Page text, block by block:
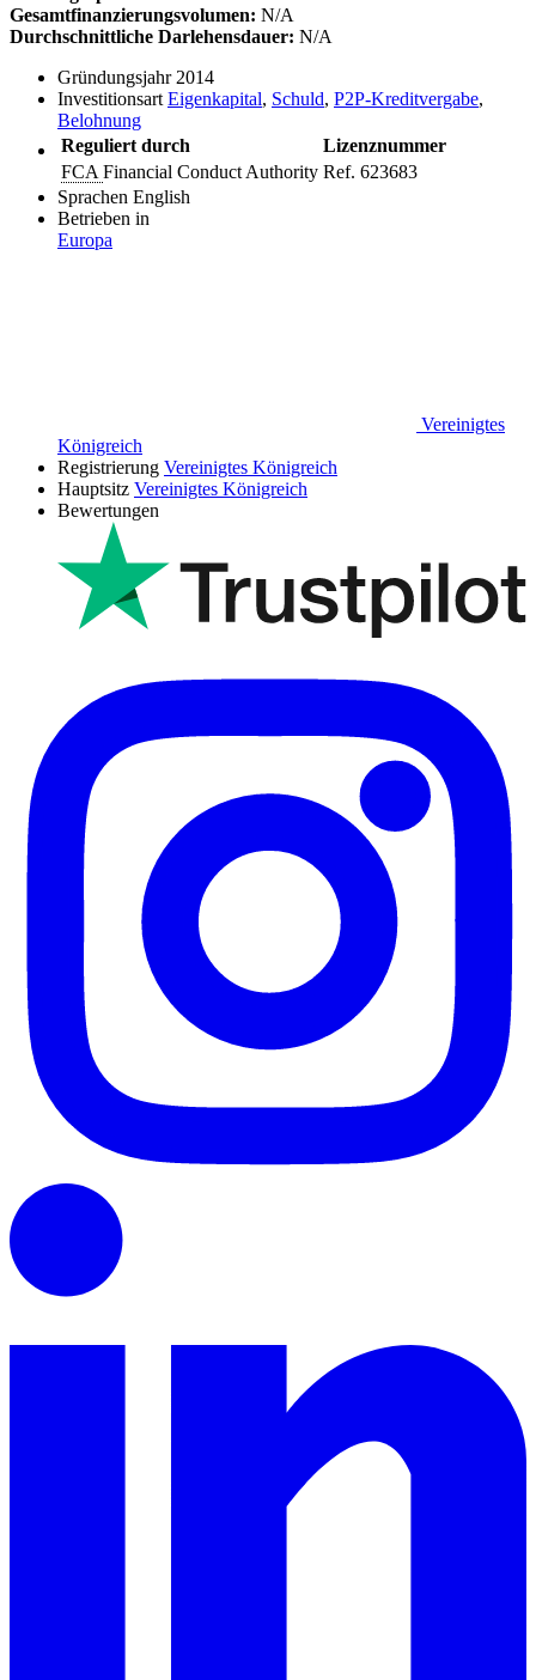
Gesamtfinanzierungsvolumen: N/A
Durchschnittliche Darlehensdauer: N/A
Gründungsjahr 2014
Investitionsart Eigenkapital, Schuld, P2P-Kreditvergabe,
Belohnung
Reguliert durch
Lizenznummer
FCAFinancial Conduct Authority Ref. 623683
Sprachen English
Betrieben in
Europa
Vereinigtes
Königreich
Registrierung Vereinigtes Königreich
Hauptsitz Vereinigtes Königreich
Bewertungen